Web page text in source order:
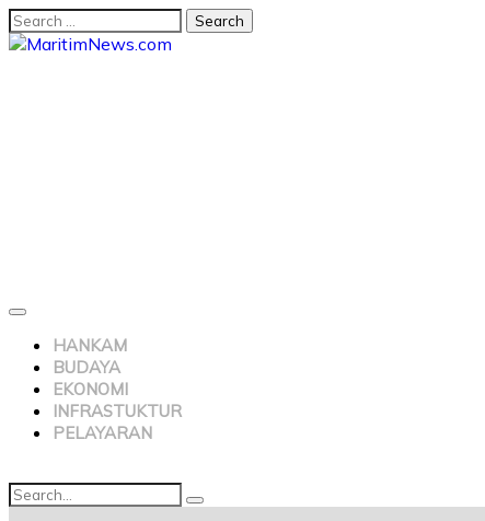
HANKAM
BUDAYA
EKONOMI
INFRASTUKTUR
PELAYARAN